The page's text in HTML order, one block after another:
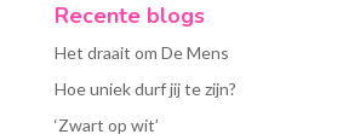
Recente blogs
Het draait om De Mens
Hoe uniek durf jij te zijn?
‘Zwart op wit’